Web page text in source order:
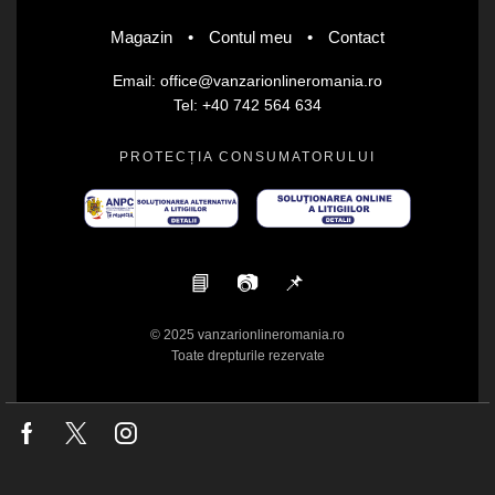
Magazin • Contul meu • Contact
Email: office@vanzarionlineromania.ro
Tel: +40 742 564 634
PROTECȚIA CONSUMATORULUI
📘 📷 📌
© 2025 vanzarionlineromania.ro
Toate drepturile rezervate
Facebook
Twitter